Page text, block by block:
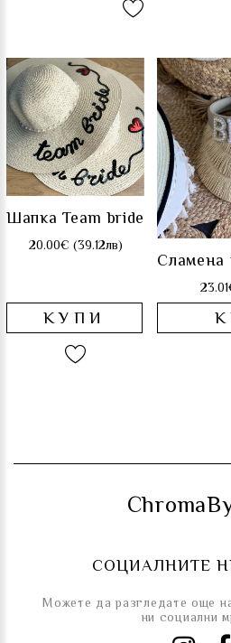
Шапка Team bride
20.00€ (39.12лв)
КУПИ
Сламена
СОЦИАЛНИТЕ
Можете да разгледате още
ни социални